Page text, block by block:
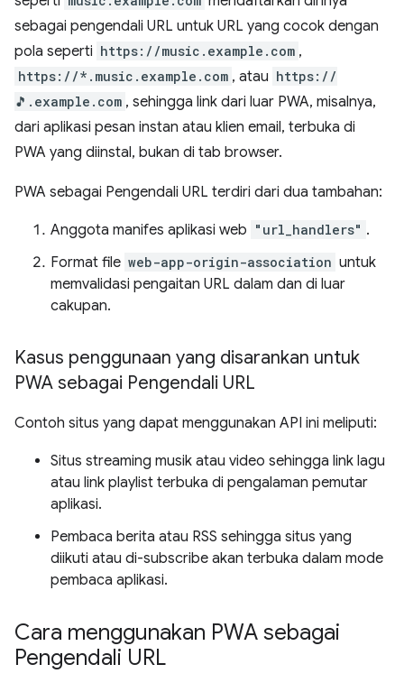
sebagai pengendali URL untuk URL yang cocok dengan
pola seperti https://music.example.com ,
https://*.music.example.com , atau https://
🎵.example.com , sehingga link dari luar PWA, misalnya,
dari aplikasi pesan instan atau klien email, terbuka di
PWA yang diinstal, bukan di tab browser.
PWA sebagai Pengendali URL terdiri dari dua tambahan:
Anggota manifes aplikasi web "url_handlers" .
Format file web-app-origin-association untuk
memvalidasi pengaitan URL dalam dan di luar
cakupan.
Kasus penggunaan yang disarankan untuk
PWA sebagai Pengendali URL
Contoh situs yang dapat menggunakan API ini meliputi:
Situs streaming musik atau video sehingga link lagu
atau link playlist terbuka di pengalaman pemutar
aplikasi.
Pembaca berita atau RSS sehingga situs yang
diikuti atau di-subscribe akan terbuka dalam mode
pembaca aplikasi.
Cara menggunakan PWA sebagai
Pengendali URL